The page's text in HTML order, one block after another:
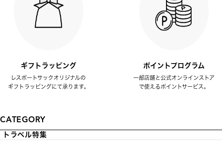
ギフトラッピング
レスポートサックオリジナルの
ギフトラッピングにて承ります。
ポイントプログラム
一部店舗と公式オンラインストア
で使えるポイントサービス。
CATEGORY
トラベル特集